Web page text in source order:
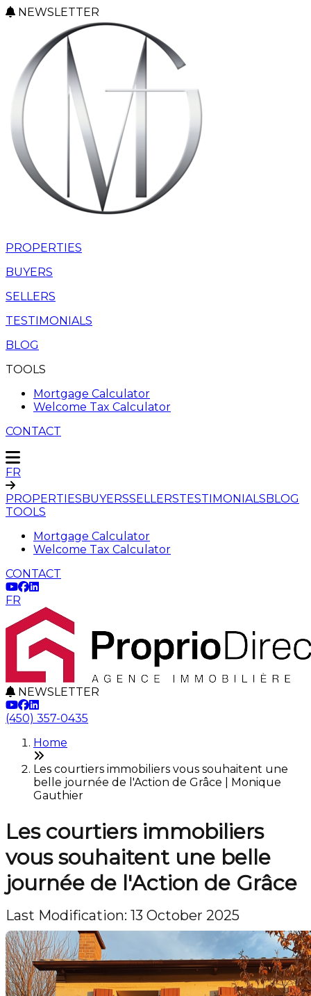
NEWSLETTER
PROPERTIES
BUYERS
SELLERS
TESTIMONIALS
BLOG
TOOLS
Mortgage Calculator
Welcome Tax Calculator
CONTACT
FR
PROPERTIESBUYERSSELLERSTESTIMONIALSBLOG
TOOLS
Mortgage Calculator
Welcome Tax Calculator
CONTACT
FR
NEWSLETTER
(450) 357-0435
Home
Les courtiers immobiliers vous souhaitent une
belle journée de l'Action de Grâce | Monique
Gauthier
Les courtiers immobiliers
vous souhaitent une belle
journée de l'Action de Grâce
Last Modification: 13 October 2025